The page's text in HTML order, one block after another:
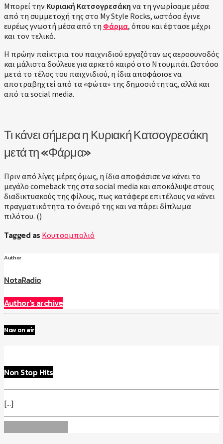
Μπορεί την Κυριακή Κατσογρεσάκη να τη γνωρίσαμε μέσα
από τη συμμετοχή της στο My Style Rocks, ωστόσο έγινε
ευρέως γνωστή μέσα από τη Φάρμα, όπου και έφτασε μέχρι
και τον τελικό.
Η πρώην παίκτρια του παιχνιδιού εργαζόταν ως αεροσυνοδός
και μάλιστα δούλευε για αρκετό καιρό στο Ντουμπάι. Ωστόσο
μετά το τέλος του παιχνιδιού, η ίδια αποφάσισε να
αποτραβηχτεί από τα «φώτα» της δημοσιότητας, αλλά και
από τα social media.
Τι κάνει σήμερα η Κυριακή Κατσογρεσάκη
μετά τη «Φάρμα»
Πριν από λίγες μέρες όμως, η ίδια αποφάσισε να κάνει το
μεγάλο comeback της στα social media και αποκάλυψε στους
διαδικτυακούς της φίλους, πως κατάφερε επιτέλους να κάνει
πραγματικότητα το όνειρό της και να πάρει δίπλωμα
πιλότου. ()
Tagged as Κουτσομπολιό
Author
NotaRadio
Author's archive
Now on air
Non Stop Hits
[...]